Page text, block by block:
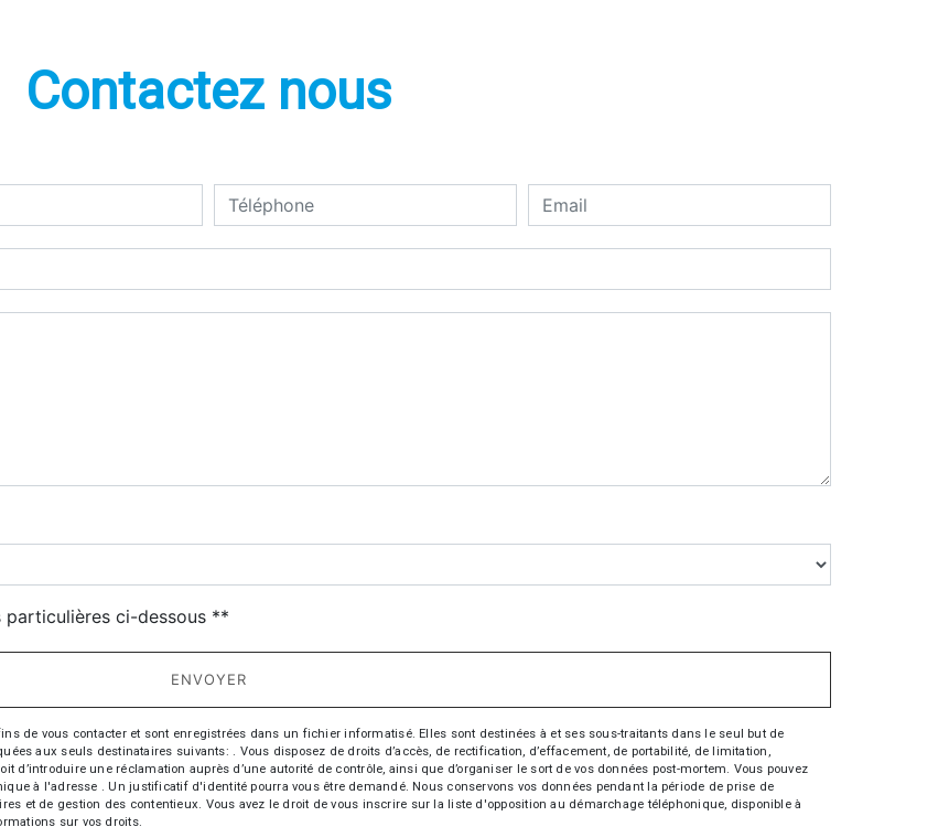
Contactez nous
ci-dessous **
ENVOYER
de vous contacter et sont enregistrées dans un fichier informatisé. Elles sont destinées à et ses sous-traitants dans le seul but de
aux seuls destinataires suivants: . Vous disposez de droits d’accès, de rectification, d’effacement, de portabilité, de limitation,
d’introduire une réclamation auprès d’une autorité de contrôle, ainsi que d’organiser le sort de vos données post-mortem. Vous pouvez
à l'adresse . Un justificatif d'identité pourra vous être demandé. Nous conservons vos données pendant la période de prise de
et de gestion des contentieux. Vous avez le droit de vous inscrire sur la liste d'opposition au démarchage téléphonique, disponible à
sur vos droits.